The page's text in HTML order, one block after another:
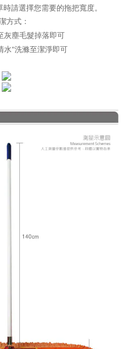
請選擇您需要的拖把寬度。
方式：
灰塵毛髮掉落即可
水"洗滌至潔淨即可